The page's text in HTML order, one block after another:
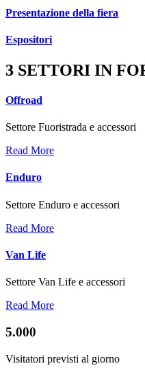
Presentazione della fiera
Espositori
3 SETTORI IN
Offroad
Settore Fuoristrada e accessori
Read More
Enduro
Settore Enduro e accessori
Read More
Van Life
Settore Van Life e accessori
Read More
5.000
Visitatori previsti al giorno